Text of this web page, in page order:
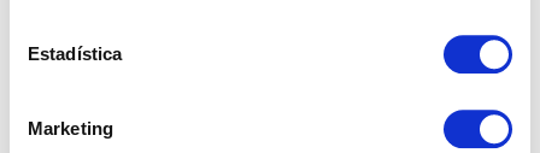
Estadística
Marketing